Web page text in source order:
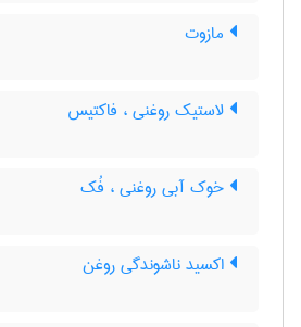
مازوت
لاستیک روغنی ، فاکتیس
خوک آبی روغنی ، فُک
اکسید ناشوندگی روغن